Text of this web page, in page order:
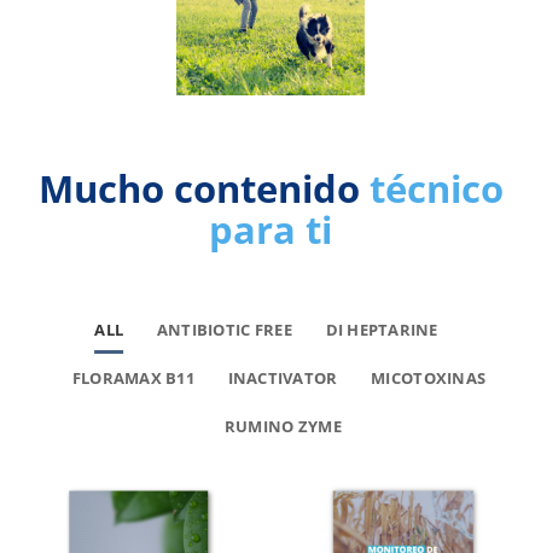
Mucho contenido técnico
para ti
ALL ANTIBIOTIC FREE DI HEPTARINE
FLORAMAX B11 INACTIVATOR MICOTOXINAS
RUMINO ZYME